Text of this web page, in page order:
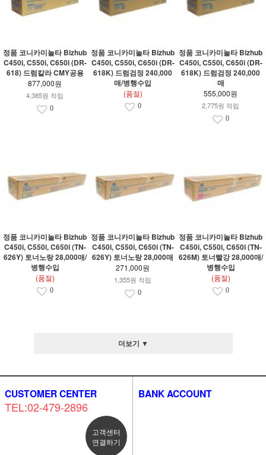
정품 코니카미놀타 Bizhub
C450i, C550i, C650i (DR-
618) 드럼칼라 CMY공용
877,000원
4,385원 적립
0
정품 코니카미놀타 Bizhub
C450i, C550i, C650i (DR-
618K) 드럼검정 240,000
매/병행수입
(품절)
0
정품 코니카미놀타 Bizhub
C450i, C550i, C650i (DR-
618K) 드럼검정 240,000
매
555,000원
2,775원 적립
0
정품 코니카미놀타 Bizhub
C450i, C550i, C650i (TN-
626Y) 토너노랑 28,000매/
병행수입
(품절)
0
정품 코니카미놀타 Bizhub
C450i, C550i, C650i (TN-
626Y) 토너노랑 28,000매
271,000원
1,355원 적립
0
정품 코니카미놀타 Bizhub
C450i, C550i, C650i (TN-
626M) 토너빨강 28,000매/
병행수입
(품절)
0
더보기 ▼
CUSTOMER CENTER
TEL:02-479-2896
고객센터
연결하기
BANK ACCOUNT